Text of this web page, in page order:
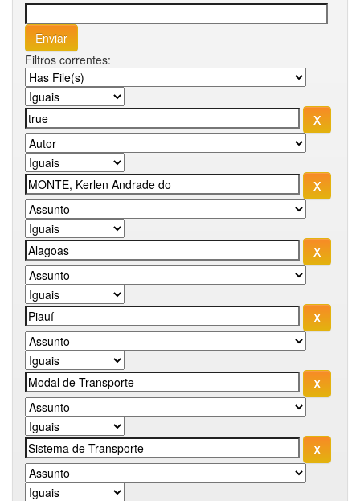
Filtros correntes: